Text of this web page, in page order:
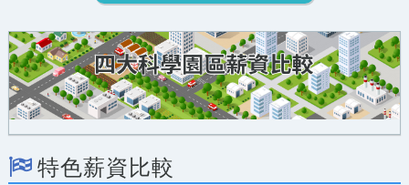
特色薪資比較